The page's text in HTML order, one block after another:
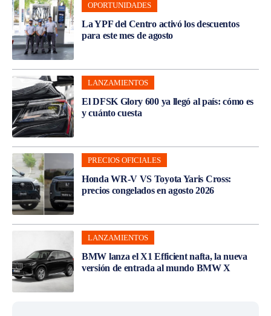
OPORTUNIDADES
La YPF del Centro activó los descuentos
para este mes de agosto
LANZAMIENTOS
El DFSK Glory 600 ya llegó al país: cómo es
y cuánto cuesta
PRECIOS OFICIALES
Honda WR-V VS Toyota Yaris Cross:
precios congelados en agosto 2026
LANZAMIENTOS
BMW lanza el X1 Efficient nafta, la nueva
versión de entrada al mundo BMW X